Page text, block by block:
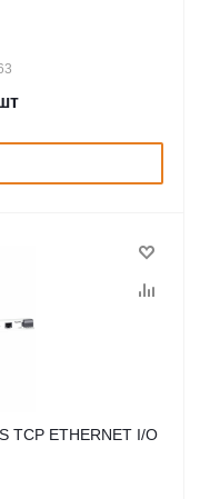
TCP ETHERNET I/O